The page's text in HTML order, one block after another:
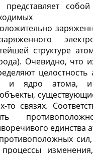
собой
структуре
Очевидно, что
и ядро атома, и
то связях.
единства
процессы